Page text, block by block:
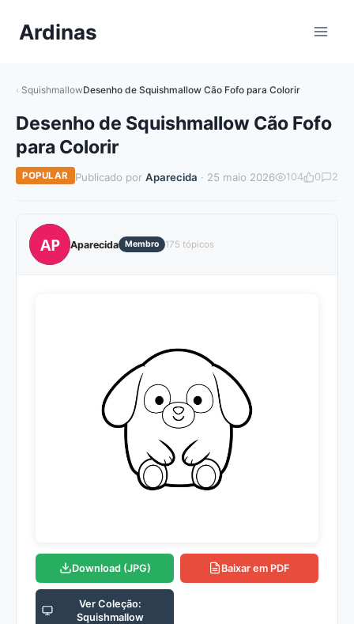
paraArdinas
SquishmallowDesenho de Squishmallow Cão Fofo para Colorir
Desenho de Squishmallow Cão Fofo
para Colorir
POPULAR Publicado por Aparecida · 25 maio 2026 104 0 2
AP Aparecida Membro 175 tópicos
Download (JPG) Baixar em PDF
Ver Coleção:
Squishmallow